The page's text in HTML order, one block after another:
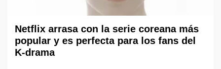
Netflix arrasa con la serie coreana más
popular y es perfecta para los fans del
K-drama